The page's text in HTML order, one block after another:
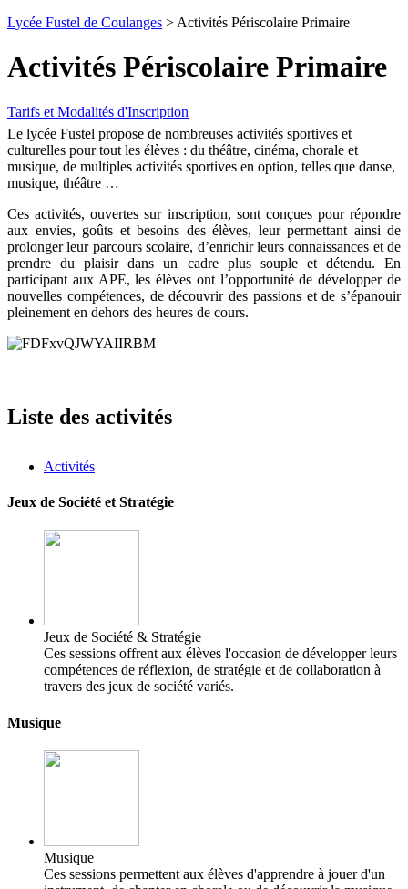
Lycée Fustel de Coulanges > Activités Périscolaire Primaire
Activités Périscolaire Primaire
Tarifs et Modalités d'Inscription
Le lycée Fustel propose de nombreuses activités sportives et
culturelles pour tout les élèves : du théâtre, cinéma, chorale et
musique, de multiples activités sportives en option, telles que danse,
musique, théâtre …
Ces activités, ouvertes sur inscription, sont conçues pour répondre
aux envies, goûts et besoins des élèves, leur permettant ainsi de
prolonger leur parcours scolaire, d’enrichir leurs connaissances et de
prendre du plaisir dans un cadre plus souple et détendu. En
participant aux APE, les élèves ont l’opportunité de développer de
nouvelles compétences, de découvrir des passions et de s’épanouir
pleinement en dehors des heures de cours.
Liste des activités
Activités
Jeux de Société et Stratégie
Jeux de Société & Stratégie
Ces sessions offrent aux élèves l'occasion de développer leurs
compétences de réflexion, de stratégie et de collaboration à
travers des jeux de société variés.
Musique
Musique
Ces sessions permettent aux élèves d'apprendre à jouer d'un